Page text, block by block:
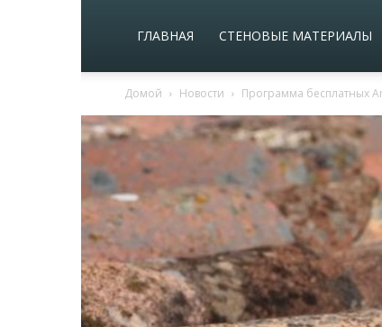
ГЛАВНАЯ СТЕНОВЫЕ МАТЕРИАЛЫ
Домой Новости Программа бесплатных